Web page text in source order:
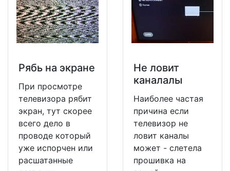
Рябь на экране
При просмотре
телевизора рябит
экран, тут скорее
всего дело в
проводе который
уже испорчен или
расшатанные
Не ловит
каналалы
Наиболее частая
причина если
телевизор не
ловит каналы
может - слетела
прошивка на